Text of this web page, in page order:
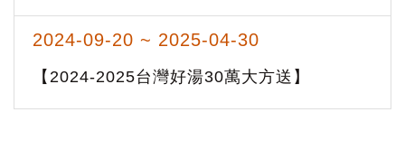
2024-09-20 ~ 2025-04-30
【2024-2025台灣好湯30萬大方送】